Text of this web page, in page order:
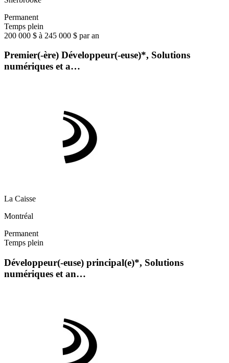
Permanent
Temps plein
200 000 $ à 245 000 $ par an
Premier(-ère) Développeur(-euse)*, Solutions
numériques et a…
La Caisse
Montréal
Permanent
Temps plein
Développeur(-euse) principal(e)*, Solutions
numériques et an…